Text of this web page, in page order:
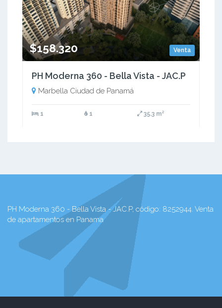
Venta
$158.320
PH Moderna 360 - Bella Vista - JAC.P
Marbella Ciudad de Panamá
1 1 35.3 m²
PH Moderna 360 - Bella Vista - JAC.P, código: 8252944. Venta
de apartamentos en Panama